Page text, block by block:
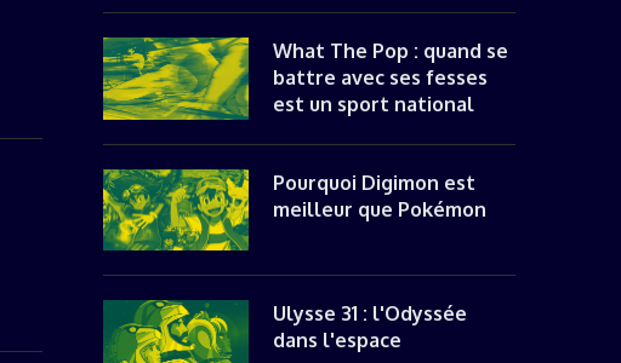
What The Pop : quand se
battre avec ses fesses
est un sport national
Pourquoi Digimon est
meilleur que Pokémon
Ulysse 31 : l'Odyssée
dans l'espace